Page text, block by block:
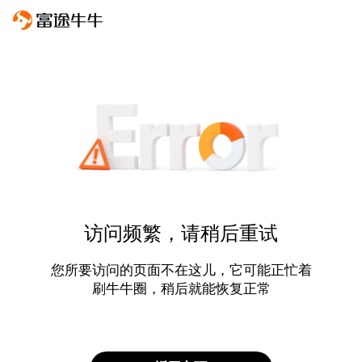
访问频繁，请稍后重试
您所要访问的页面不在这儿，它可能正忙着
刷牛牛圈，稍后就能恢复正常